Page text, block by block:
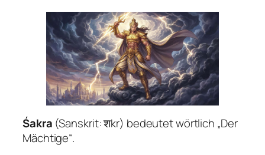
Śakra (Sanskrit: शkr) bedeutet wörtlich „Der
Mächtige“.